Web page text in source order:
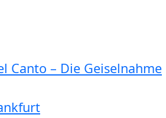
Canto – Die Geiselnahme